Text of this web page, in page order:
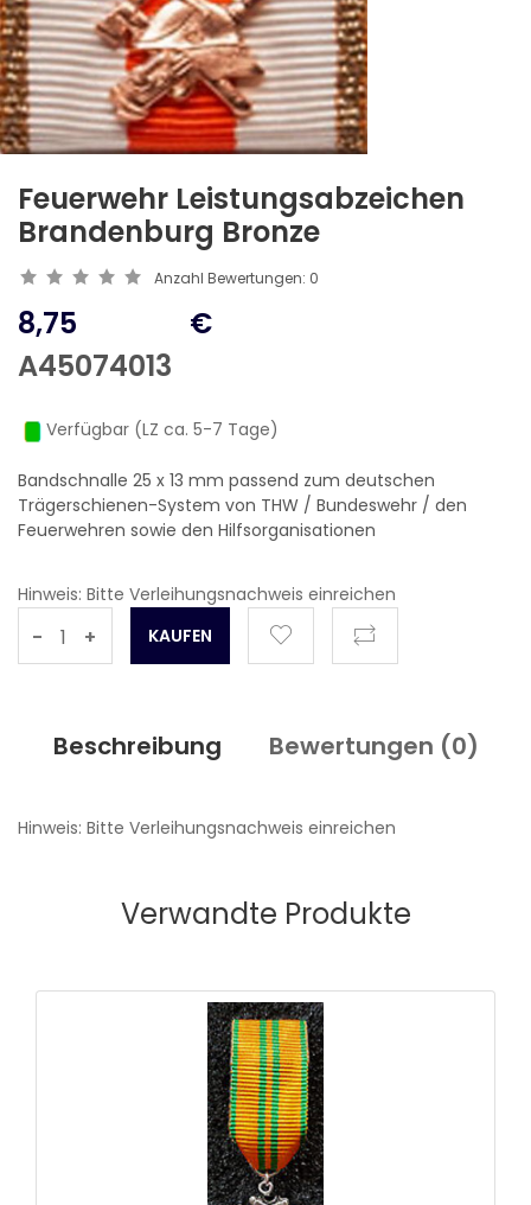
Feuerwehr Leistungsabzeichen
Brandenburg Bronze
Anzahl Bewertungen: 0
8,75
A45074013
€
Verfügbar (LZ ca. 5-7 Tage)
Bandschnalle 25 x 13 mm passend zum deutschen
Trägerschienen-System von THW / Bundeswehr / den
Feuerwehren sowie den Hilfsorganisationen
Hinweis: Bitte Verleihungsnachweis einreichen
- +
Beschreibung Bewertungen (0)
Hinweis: Bitte Verleihungsnachweis einreichen
Verwandte Produkte